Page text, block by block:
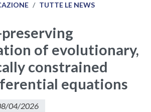
TUTTE LE NEWS
of evolutionary,
constrained
equations
04/2026